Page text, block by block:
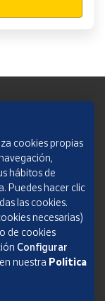
Todos los derechos
cookies propias
hábitos de
Puedes hacer clic
las cookies.
necesarias)
de cookies
Configurar
nuestra Política